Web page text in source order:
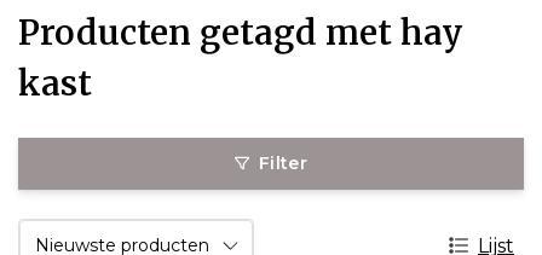
Producten getagd met hay
kast
Filter
Lijst